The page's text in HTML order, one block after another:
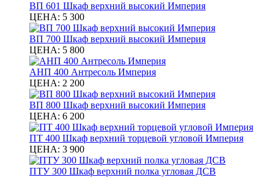
ВП 601 Шкаф верхний высокий Империя
ЦЕНА: 5 300
ВП 700 Шкаф верхний высокий Империя
ЦЕНА: 5 800
АНП 400 Антресоль Империя
ЦЕНА: 2 200
ВП 800 Шкаф верхний высокий Империя
ЦЕНА: 6 200
ПТ 400 Шкаф верхний торцевой угловой Империя
ЦЕНА: 3 900
ПТУ 300 Шкаф верхний полка угловая ДСВ